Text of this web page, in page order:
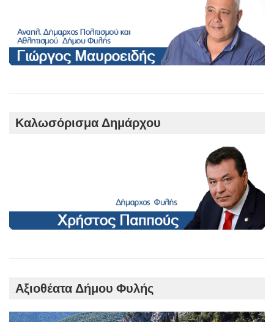
Καλωσόρισμα Δημάρχου
Αξιοθέατα Δήμου Φυλής